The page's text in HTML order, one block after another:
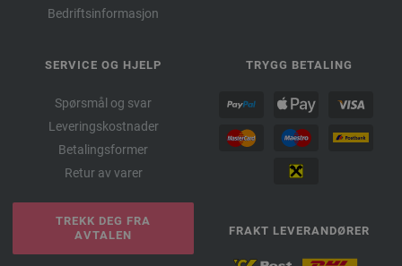
Bedriftsinformasjon
SERVICE OG HJELP
Spørsmål og svar
Leveringskostnader
Betalingsformer
Retur av varer
TREKK DEG FRA
AVTALEN
TRYGG BETALING
FRAKT LEVERANDØRER